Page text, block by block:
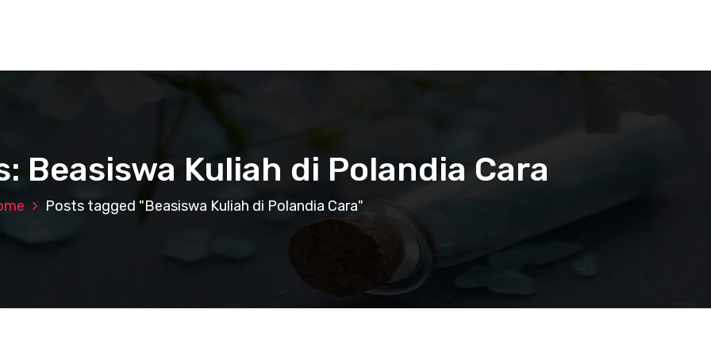
Beasiswa Kuliah di Polandia Cara
Posts tagged "Beasiswa Kuliah di Polandia Cara"